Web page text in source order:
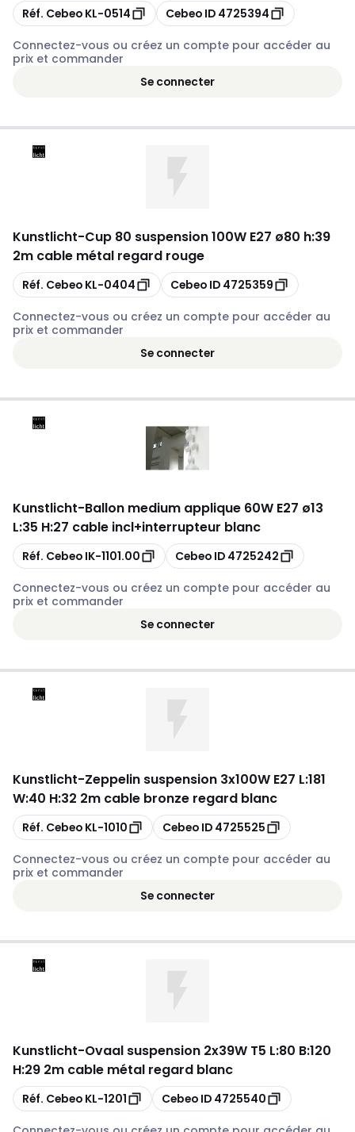
Copier
Réf. Cebeo KL-0514 Copier
Cebeo ID 4725394
Connectez-vous ou créez un compte pour accéder au
prix et commander
Se connecter
Kunstlicht-Cup 80 suspension 100W E27 ø80 h:39
2m cable métal regard rouge
Copier
Réf. Cebeo KL-0404 Copier
Cebeo ID 4725359
Connectez-vous ou créez un compte pour accéder au
prix et commander
Se connecter
Kunstlicht-Ballon medium applique 60W E27 ø13
L:35 H:27 cable incl+interrupteur blanc
Copier
Réf. Cebeo IK-1101.00 Copier
Cebeo ID 4725242
Connectez-vous ou créez un compte pour accéder au
prix et commander
Se connecter
Kunstlicht-Zeppelin suspension 3x100W E27 L:181
W:40 H:32 2m cable bronze regard blanc
Copier
Réf. Cebeo KL-1010 Copier
Cebeo ID 4725525
Connectez-vous ou créez un compte pour accéder au
prix et commander
Se connecter
Kunstlicht-Ovaal suspension 2x39W T5 L:80 B:120
H:29 2m cable métal regard blanc
Copier
Réf. Cebeo KL-1201 Copier
Cebeo ID 4725540